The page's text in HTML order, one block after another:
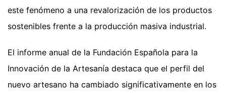
este fenómeno a una revalorización de los productos
sostenibles frente a la producción masiva industrial.
El informe anual de la Fundación Española para la
Innovación de la Artesanía destaca que el perfil del
nuevo artesano ha cambiado significativamente en los